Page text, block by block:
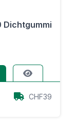
Dichtgummi
CHF39